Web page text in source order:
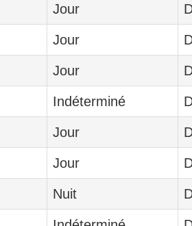
Jour
Jour
Jour
Indéterminé
Jour
Jour
Nuit